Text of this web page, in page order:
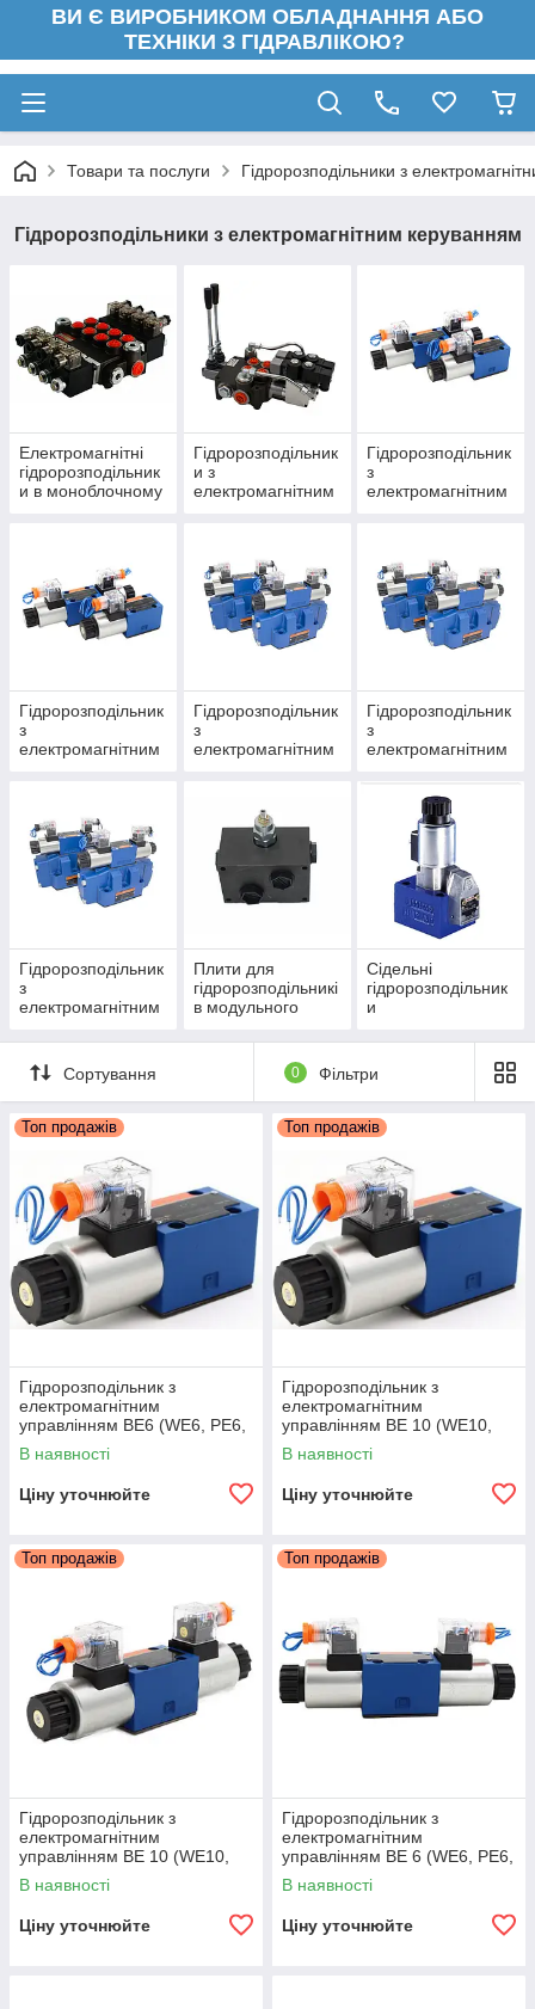
ВИ Є ВИРОБНИКОМ ОБЛАДНАННЯ АБО
ТЕХНІКИ З ГІДРАВЛІКОЮ?
Товари та послуги Гідророзподільники з
Гідророзподільники з електромагнітним керуванням
Електромагнітні
гідророзподільник
и в моноблочному
Гідророзподільник
и з
електромагнітним
Гідророзподільник
з
електромагнітним
Гідророзподільник
з
електромагнітним
Гідророзподільник
з
електромагнітним
Гідророзподільник
з
електромагнітним
Гідророзподільник
з
електромагнітним
(WEH32)
Плити для
гідророзподільникі
в модульного
Сідельні
гідророзподільник
и
Сортування 0 Фільтри
Топ продажів
Гідророзподільник з
електромагнітним
управлінням ВЕ6 (WE6, РЕ6,
ПЕ6) Одномагнитный
В наявності
Ціну уточнюйте
Топ продажів
Гідророзподільник з
електромагнітним
управлінням ВЕ 10 (WE10,
РЕ10, ПЕ10) Одномагнитный
В наявності
Ціну уточнюйте
Топ продажів
Гідророзподільник з
електромагнітним
управлінням ВЕ 10 (WE10,
РЕ10, ПЕ10) Двухмагнитный
В наявності
Ціну уточнюйте
Топ продажів
Гідророзподільник з
електромагнітним
управлінням ВЕ 6 (WE6, РЕ6,
ПЕ6) Двухмагнитный
В наявності
Ціну уточнюйте